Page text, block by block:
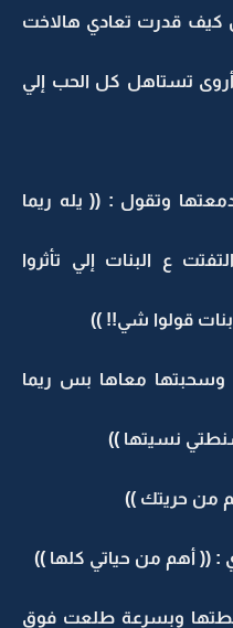
كيف قدرت تعادي هالاخت
تستاهل كل الحب إلي
وتقول : (( يله ريما
ع البنات إلي تأثروا
بنات قولوا شي!! ))
معاها بس ريما
شنطتي نسيتها ))
من حريتك ))
(( أهم من حياتي كلها ))
وبسرعة طلعت فوق